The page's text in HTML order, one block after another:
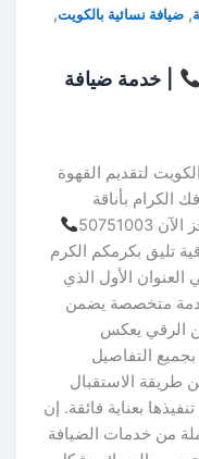
ضيافة نسائية بالكويت,
| خدمة ضيافة
لتقديم القهوة
الكرام بأناقة
تليق بكرمكم الكرم
الأول الذي
متخصصة يضمن
الرقي يعكس
التفاصيل
طريقة الاستقبال
بعناية فائقة. إن
من خدمات الضيافة